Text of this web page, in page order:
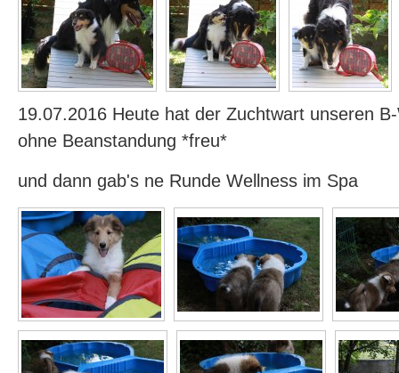
19.07.2016 Heute hat der Zuchtwart unseren
ohne Beanstandung *freu*
und dann gab's ne Runde Wellness im Spa